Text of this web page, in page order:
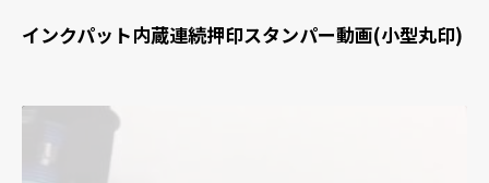
インクパット内蔵連続押印スタンパー動画(小型丸印)